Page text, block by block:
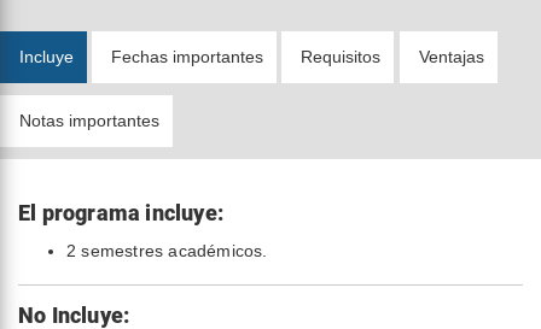
Incluye Fechas importantes Requisitos Ventajas
Notas importantes
El programa incluye:
2 semestres académicos.
No Incluye: